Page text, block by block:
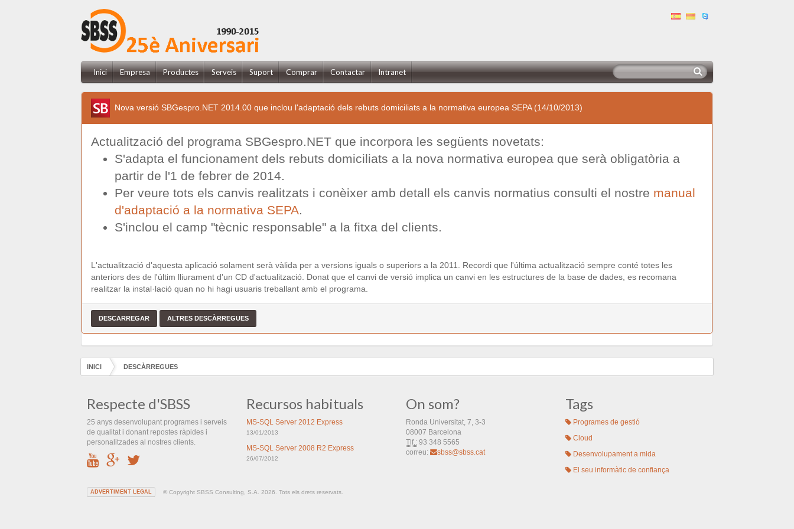
Inici Empresa Productes Serveis Suport Comprar Contactar Intranet
Nova versió SBGespro.NET 2014.00 que inclou l'adaptació dels rebuts domiciliats a la normativa europea SEPA (14/10/2013)
Actualització del programa SBGespro.NET que incorpora les següents novetats:
S'adapta el funcionament dels rebuts domiciliats a la nova normativa europea que serà obligatòria a
partir de l'1 de febrer de 2014.
Per veure tots els canvis realitzats i conèixer amb detall els canvis normatius consulti el nostre manual
d'adaptació a la normativa SEPA.
S'inclou el camp "tècnic responsable" a la fitxa del clients.
L'actualització d'aquesta aplicació solament serà vàlida per a versions iguals o superiors a la 2011. Recordi que l'última actualització sempre conté totes les
anteriors des de l'últim lliurament d'un CD d'actualització. Donat que el canvi de versió implica un canvi en les estructures de la base de dades, es recomana
realitzar la instal·lació quan no hi hagi usuaris treballant amb el programa.
INICI DESCÀRREGUES
Respecte d'SBSS
25 anys desenvolupant programes i serveis
de qualitat i donant repostes ràpides i
personalitzades al nostres clients.
Recursos habituals
MS-SQL Server 2012 Express
13/01/2013
MS-SQL Server 2008 R2 Express
26/07/2012
On som?
Ronda Universitat, 7, 3-3
08007 Barcelona
Tlf.: 93 348 5565
correu:
sbss@sbss.cat
Tags
Programes de gestió
Cloud
Desenvolupament a mida
El seu informàtic de confiança
ADVERTIMENT LEGAL © Copyright SBSS Consulting, S.A. 2026. Tots els drets reservats.